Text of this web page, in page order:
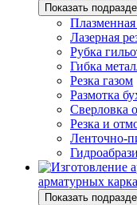
Показать
Плазменная
Лазерная
Рубка
Гибка
Резка газом
Размотка
Сверловка
Резка и
Ленточно-
арматурных
Показать